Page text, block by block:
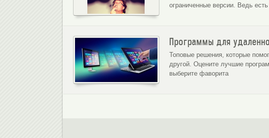
ограниченные версии. Ведь
Программы для
Топовые решения, которые
другой. Оцените лучшие
выберите фаворита